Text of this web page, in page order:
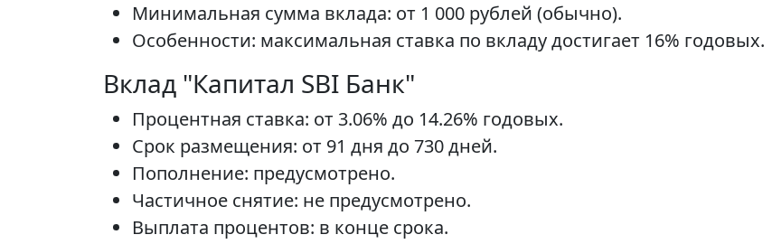
Минимальная сумма вклада: от 1 000 рублей (обычно).
Особенности: максимальная ставка по вкладу достигает 16% годовых.
Вклад "Капитал SBI Банк"
Процентная ставка: от 3.06% до 14.26% годовых.
Срок размещения: от 91 дня до 730 дней.
Пополнение: предусмотрено.
Частичное снятие: не предусмотрено.
Выплата процентов: в конце срока.